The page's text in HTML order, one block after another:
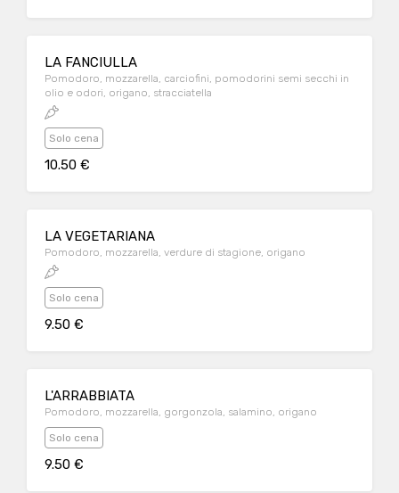
LA FANCIULLA
Pomodoro, mozzarella, carciofini, pomodorini semi secchi in
olio e odori, origano, stracciatella
Solo cena
10.50 €
LA VEGETARIANA
Pomodoro, mozzarella, verdure di stagione, origano
Solo cena
9.50 €
L'ARRABBIATA
Pomodoro, mozzarella, gorgonzola, salamino, origano
Solo cena
9.50 €